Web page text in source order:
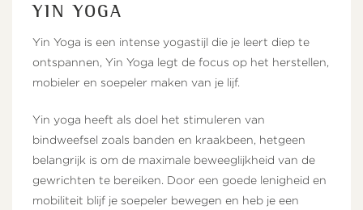
YIN YOGA
Yin Yoga is een intense yogastijl die je leert diep te
ontspannen, Yin Yoga legt de focus op het herstellen,
mobieler en soepeler maken van je lijf.
Yin yoga heeft als doel het stimuleren van
bindweefsel zoals banden en kraakbeen, hetgeen
belangrijk is om de maximale beweeglijkheid van de
gewrichten te bereiken. Door een goede lenigheid en
mobiliteit blijf je soepeler bewegen en heb je een